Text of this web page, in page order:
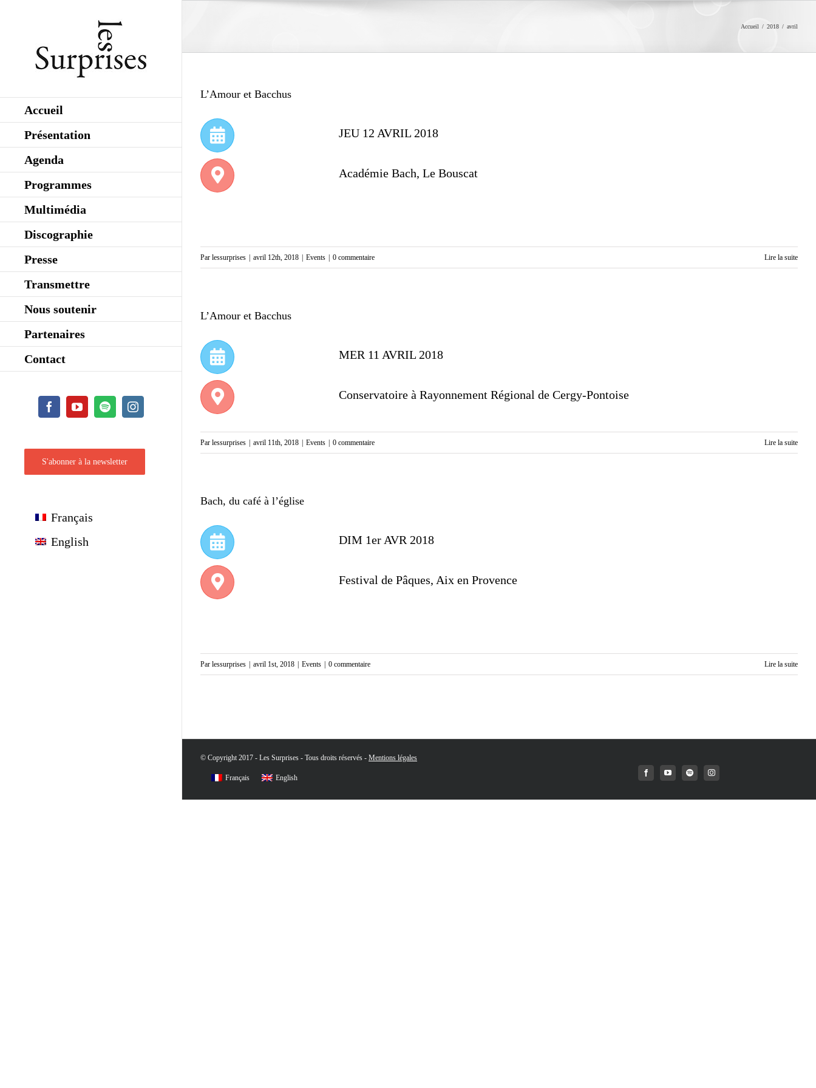
Accueil
Présentation
Agenda
Programmes
Multimédia
Discographie
Presse
Transmettre
Nous soutenir
Partenaires
Contact
FacebookYouTubeSpotifyInstagram
S'abonner à la newsletter
Français
English
Accueil / 2018 / avril
L’Amour et Bacchus
JEU 12 AVRIL 2018
Académie Bach, Le Bouscat
Par lessurprises avril 12th, 2018 Events 0 commentaire Lire la suite
L’Amour et Bacchus
MER 11 AVRIL 2018
Conservatoire à Rayonnement Régional de Cergy-Pontoise
Par lessurprises avril 11th, 2018 Events 0 commentaire Lire la suite
Bach, du café à l’église
DIM 1er AVR 2018
Festival de Pâques, Aix en Provence
Par lessurprises avril 1st, 2018 Events 0 commentaire Lire la suite
© Copyright 2017 - Les Surprises - Tous droits réservés - Mentions légales
Français English
FacebookYouTubeSpotifyInstagram